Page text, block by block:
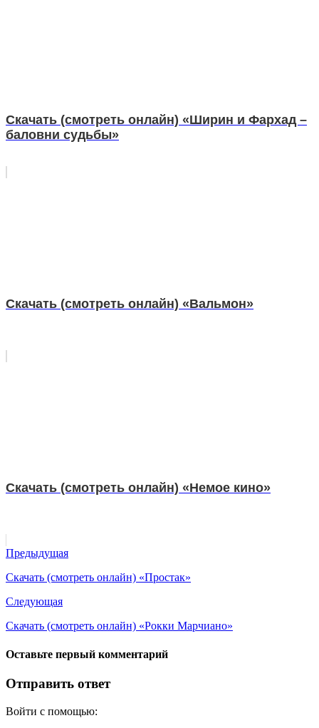
Скачать (смотреть онлайн) «Ширин и Фархад –
баловни судьбы»
Скачать (смотреть онлайн) «Вальмон»
Скачать (смотреть онлайн) «Немое кино»
Предыдущая
Скачать (смотреть онлайн) «Простак»
Следующая
Скачать (смотреть онлайн) «Рокки Марчиано»
Оставьте первый комментарий
Отправить ответ
Войти с помощью: